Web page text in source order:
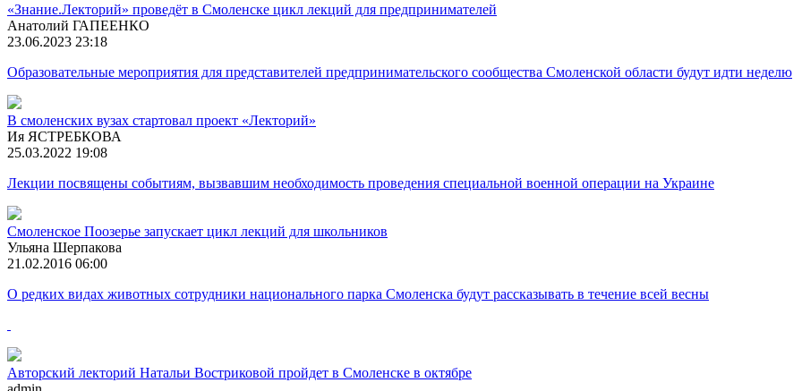
«Знание.Лекторий» проведёт в Смоленске цикл лекций для предпринимателей
Анатолий ГАПЕЕНКО
23.06.2023 23:18
Образовательные мероприятия для представителей предпринимательского сообщества Смоленской области будут идти неделю
В смоленских вузах стартовал проект «Лекторий»
Ия ЯСТРЕБКОВА
25.03.2022 19:08
Лекции посвящены событиям, вызвавшим необходимость проведения специальной военной операции на Украине
Смоленское Поозерье запускает цикл лекций для школьников
Ульяна Шерпакова
21.02.2016 06:00
О редких видах животных сотрудники национального парка Смоленска будут рассказывать в течение всей весны
Авторский лекторий Натальи Востриковой пройдет в Смоленске в октябре